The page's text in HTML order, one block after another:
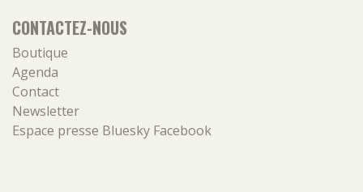
CONTACTEZ-NOUS
Boutique
Agenda
Contact
Newsletter
Espace presse Bluesky Facebook